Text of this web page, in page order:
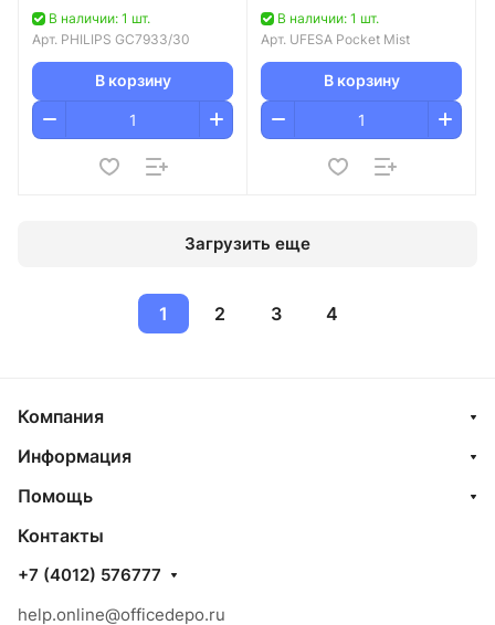
В наличии: 1 шт.
Арт. PHILIPS GC7933/30
В корзину
В наличии: 1 шт.
Арт. UFESA Pocket Mist
В корзину
Загрузить еще
1 2 3 4
Компания
Информация
Помощь
Контакты
+7 (4012) 576777
help.online@officedepo.ru